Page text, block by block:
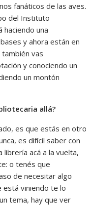
fanáticos de las aves.
del Instituto
haciendo una
y ahora están en
vas
y conociendo un
un montón
allá?
es que estás en otro
es difícil saber con
acá a la vuelta,
o tenés que
de necesitar algo
está viniendo te lo
tema, hay que ver